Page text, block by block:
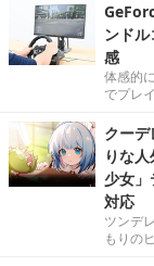
ンド
感
体感的
でプレ
クー
りな
少女
対応
ツンデ
もりの